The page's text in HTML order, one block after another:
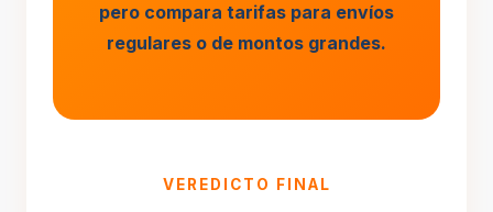
pero compara tarifas para envíos
regulares o de montos grandes.
VEREDICTO FINAL